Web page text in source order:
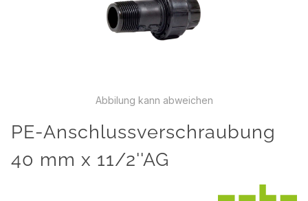
Abbilung kann abweichen
PE-Anschlussverschraubung
40 mm x 11/2''AG